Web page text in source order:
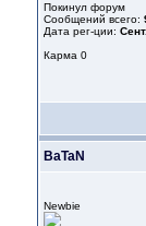
Покинул форум
Сообщений всего:
Дата рег-ции:
Карма 0
BaTaN
Newbie